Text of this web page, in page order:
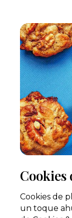
Cookies
Cookies de
un toque